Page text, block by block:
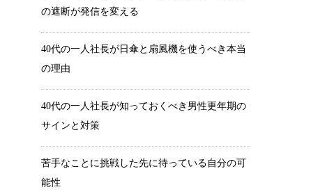
の遮断が発信を変える
40代の一人社長が日傘と扇風機を使うべき本当
の理由
40代の一人社長が知っておくべき男性更年期の
サインと対策
苦手なことに挑戦した先に待っている自分の可
能性